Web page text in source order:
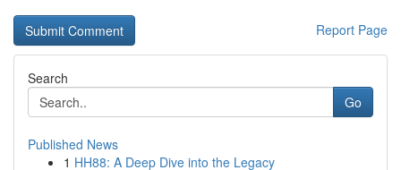
Report Page
Search
Go
Published News
1 HH88: A Deep Dive into the Legacy